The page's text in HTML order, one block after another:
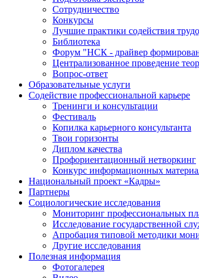
Сотрудничество
Конкурсы
Лучшие практики содействия
Библиотека
Форум "НСК - драйвер
Централизованное проведение
Вопрос-ответ
Образовательные услуги
Содействие профессиональной карьере
Тренинги и консультации
Фестиваль
Копилка карьерного консультанта
Твои горизонты
Диплом качества
Профориентационный нетворкинг
Конкурс информационных
Национальный проект «Кадры»
Партнеры
Социологические исследования
Мониторинг профессиональных
Исследование государственной
Апробация типовой методики
Другие исследования
Полезная информация
Фотогалерея